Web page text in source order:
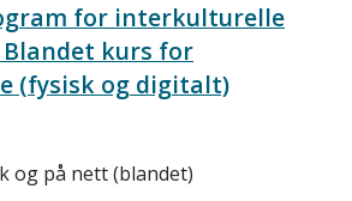
for interkulturelle
kurs for
(fysisk og digitalt)
og på nett (blandet)